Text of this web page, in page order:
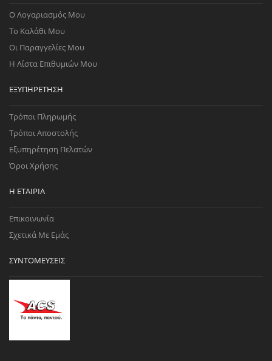
Ο Λογαριασμός Μου
Το Καλάθι Μου
Οι Παραγγελίες Μου
Η Λίστα Επιθυμιών Μου
ΕΞΥΠΗΡΈΤΗΣΗ
Τρόποι Πληρωμής
Τρόποι Αποστολής
Εξυπηρέτηση Πελατών
Όροι Χρήσης
Η ΕΤΑΙΡΊΑ
Επικοινωνία
Σχετικά Με Εμάς
ΣΥΝΤΟΜΕΎΣΕΙΣ